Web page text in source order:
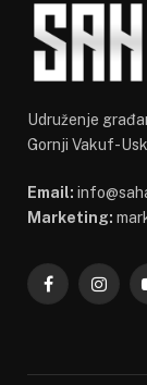
Udruženje
Gornji Vakuf-
Email:
Marketing:
Facebook